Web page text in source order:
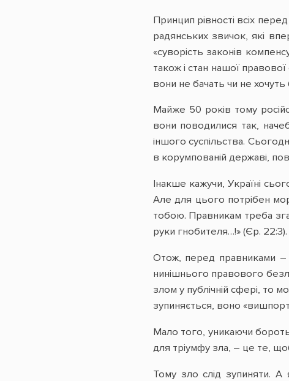
Принцип рівності всіх
радянських звичок, які
«суворість законів
також і стан нашої
вони не бачать чи не
Майже 50 років тому
вони поводилися так,
іншого суспільства.
в корумпованій державі,
Інакше кажучи, Україні
Але для цього потрібен
тобою. Правникам треба
руки гнобителя…!» (Єр. 22:3).
Отож, перед правниками –
нинішнього правового
злом у публічній сфері, то
зупиняється, воно
Мало того, уникаючи
для тріумфу зла, – це те,
Тому зло слід зупиняти.